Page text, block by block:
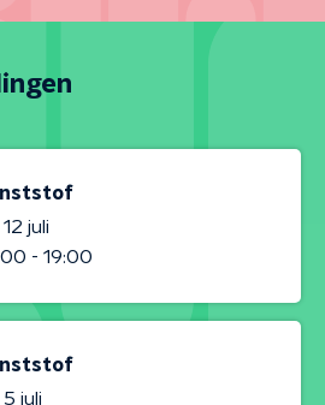
juli
- 19:00
juli